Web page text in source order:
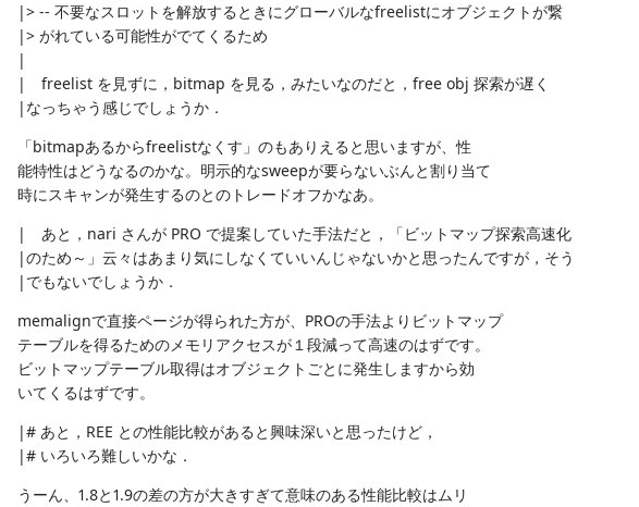
|> -- 不要なスロットを解放するときにグローバルなfreelistにオブジェクトが繋
|> がれている可能性がでてくるため
|
| freelist を見ずに，bitmap を見る，みたいなのだと，free obj 探索が遅く
|なっちゃう感じでしょうか．
「bitmapあるからfreelistなくす」のもありえると思いますが、性
能特性はどうなるのかな。明示的なsweepが要らないぶんと割り当て
時にスキャンが発生するのとのトレードオフかなあ。
| あと，nari さんが PRO で提案していた手法だと，「ビットマップ探索高速化
|のため～」云々はあまり気にしなくていいんじゃないかと思ったんですが，そう
|でもないでしょうか．
memalignで直接ページが得られた方が、PROの手法よりビットマップ
テーブルを得るためのメモリアクセスが１段減って高速のはずです。
ビットマップテーブル取得はオブジェクトごとに発生しますから効
いてくるはずです。
|# あと，REE との性能比較があると興味深いと思ったけど，
|# いろいろ難しいかな．
うーん、1.8と1.9の差の方が大きすぎて意味のある性能比較はムリ